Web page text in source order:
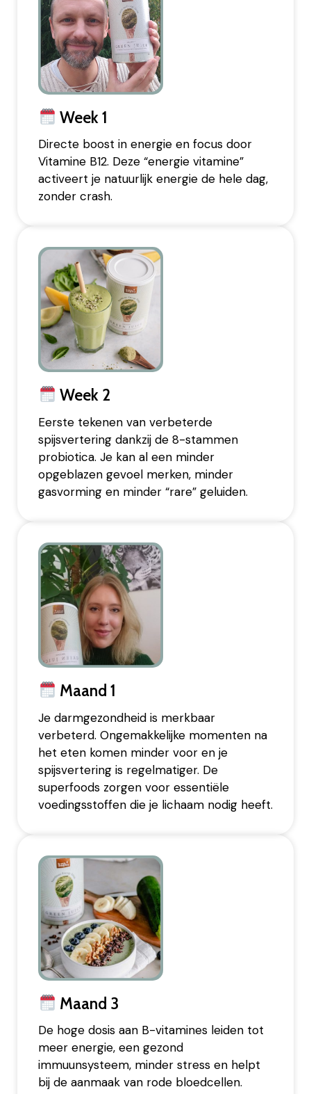
Week 1
Directe boost in energie en focus door
Vitamine B12. Deze “energie vitamine”
activeert je natuurlijk energie de hele dag,
zonder crash.
Week 2
Eerste tekenen van verbeterde
spijsvertering dankzij de 8-stammen
probiotica. Je kan al een minder
opgeblazen gevoel merken, minder
gasvorming en minder “rare” geluiden.
Maand 1
Je darmgezondheid is merkbaar
verbeterd. Ongemakkelijke momenten na
het eten komen minder voor en je
spijsvertering is regelmatiger. De
superfoods zorgen voor essentiële
voedingsstoffen die je lichaam nodig heeft.
Maand 3
De hoge dosis aan B-vitamines leiden tot
meer energie, een gezond
immuunsysteem, minder stress en helpt
bij de aanmaak van rode bloedcellen.